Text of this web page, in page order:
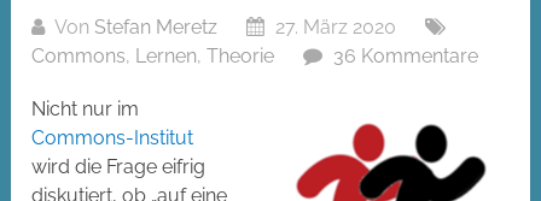
Von Stefan Meretz
27. März 2020
Commons, Lernen,Theorie 36 Kommentare
Nicht nur im
Commons-Institut
wird die Frage eifrig
diskutiert, ob „auf eine